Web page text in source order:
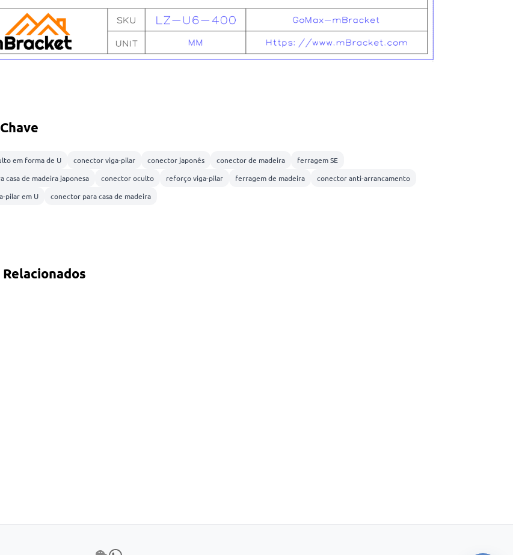
em forma de U conector viga-pilar conector japonês conector de madeira
ferragem SE
casa de madeira japonesa
conector oculto reforço viga-pilar ferragem de madeira
conector anti-arrancamento
pilar em U
conector para casa de madeira